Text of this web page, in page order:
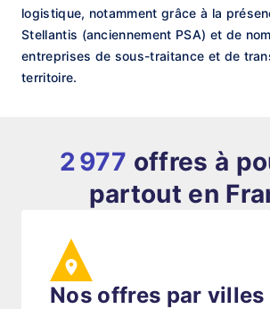
logistique, notamment grâce à la
Stellantis (anciennement PSA) et de
entreprises de sous-traitance et de
territoire.
2 977 offres à
partout en
Nos offres par villes